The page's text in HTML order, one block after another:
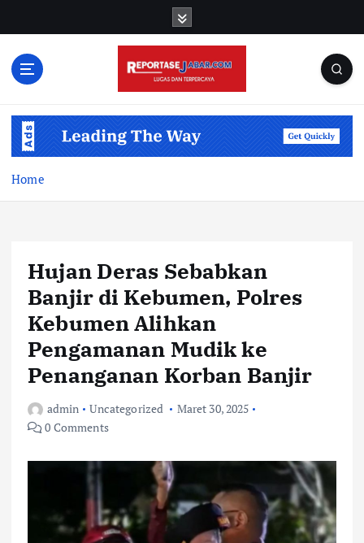
Home
Hujan Deras Sebabkan
Banjir di Kebumen, Polres
Kebumen Alihkan
Pengamanan Mudik ke
Penanganan Korban Banjir
admin Uncategorized
Maret 30, 2025
0 Comments